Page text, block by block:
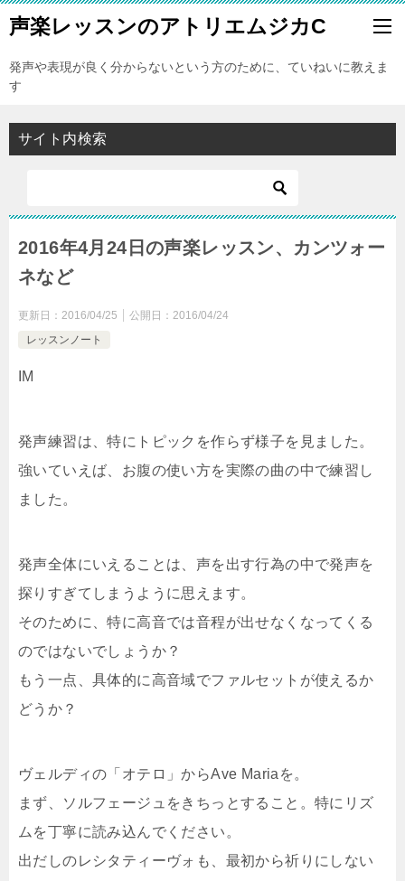
声楽レッスンのアトリエムジカC
発声や表現が良く分からないという方のために、ていねいに教えま
す
サイト内検索
2016年4月24日の声楽レッスン、カンツォー
ネなど
更新日： 2016/04/25 公開日： 2016/04/24
レッスンノート
IM
発声練習は、特にトピックを作らず様子を見ました。
強いていえば、お腹の使い方を実際の曲の中で練習し
ました。
発声全体にいえることは、声を出す行為の中で発声を
探りすぎてしまうように思えます。
そのために、特に高音では音程が出せなくなってくる
のではないでしょうか？
もう一点、具体的に高音域でファルセットが使えるか
どうか？
ヴェルディの「オテロ」からAve Mariaを。
まず、ソルフェージュをきちっとすること。特にリズ
ムを丁寧に読み込んでください。
出だしのレシタティーヴォも、最初から祈りにしない